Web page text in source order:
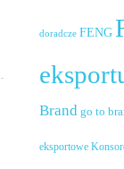
doradcze FENG
Brand go to
eksportowe